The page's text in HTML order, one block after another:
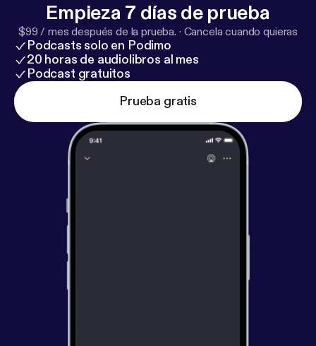
Empieza 7 días de prueba
$99 / mes después de la prueba. · Cancela cuando quieras
Podcasts solo en Podimo
20 horas de audiolibros al mes
Podcast gratuitos
Prueba gratis